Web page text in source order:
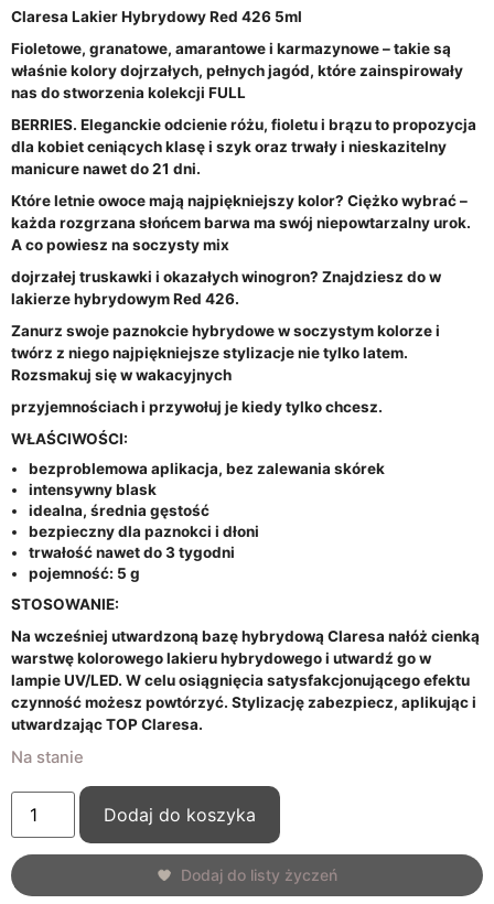
Claresa Lakier Hybrydowy Red 426 5ml
Fioletowe, granatowe, amarantowe i karmazynowe – takie są
właśnie kolory dojrzałych, pełnych jagód, które zainspirowały
nas do stworzenia kolekcji FULL
BERRIES. Eleganckie odcienie różu, fioletu i brązu to propozycja
dla kobiet ceniących klasę i szyk oraz trwały i nieskazitelny
manicure nawet do 21 dni.
Które letnie owoce mają najpiękniejszy kolor? Ciężko wybrać –
każda rozgrzana słońcem barwa ma swój niepowtarzalny urok.
A co powiesz na soczysty mix
dojrzałej truskawki i okazałych winogron? Znajdziesz do w
lakierze hybrydowym Red 426.
Zanurz swoje paznokcie hybrydowe w soczystym kolorze i
twórz z niego najpiękniejsze stylizacje nie tylko latem.
Rozsmakuj się w wakacyjnych
przyjemnościach i przywołuj je kiedy tylko chcesz.
WŁAŚCIWOŚCI:
bezproblemowa aplikacja, bez zalewania skórek
intensywny blask
idealna, średnia gęstość
bezpieczny dla paznokci i dłoni
trwałość nawet do 3 tygodni
pojemność: 5 g
STOSOWANIE:
Na wcześniej utwardzoną bazę hybrydową Claresa nałóż cienką
warstwę kolorowego lakieru hybrydowego i utwardź go w
lampie UV/LED. W celu osiągnięcia satysfakcjonującego efektu
czynność możesz powtórzyć. Stylizację zabezpiecz, aplikując i
utwardzając TOP Claresa.
Na stanie
Dodaj do koszyka
Dodaj do listy życzeń